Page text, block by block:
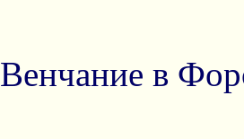
Венчание в